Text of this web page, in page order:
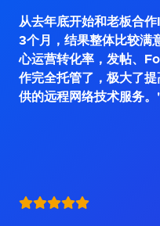
从去年底开始和老板合
3个月，结果整体比较满
心运营转化率，发帖、
作完全托管了，极大了
供的远程网络技术服务